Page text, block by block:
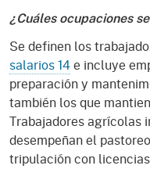
¿Cuáles ocupaciones
Se definen los
salarios 14e incluye
preparación y
también los que
Trabajadores agrícolas
desempeñan el
tripulación con